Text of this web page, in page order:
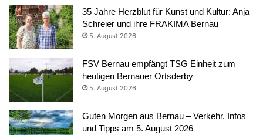
35 Jahre Herzblut für Kunst und Kultur: Anja
Schreier und ihre FRAKIMA Bernau
5. August 2026
FSV Bernau empfängt TSG Einheit zum
heutigen Bernauer Ortsderby
5. August 2026
Guten Morgen aus Bernau – Verkehr, Infos
und Tipps am 5. August 2026